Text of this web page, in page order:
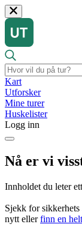
Kart
Utforsker
Mine turer
Huskelister
Logg inn
Nå er vi
Innholdet du leter
Sjekk for
nytt eller finn en